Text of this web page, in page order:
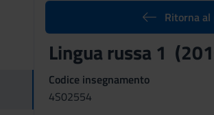
Ritorna
Lingua russa 1
Codice insegnamento
4S02554